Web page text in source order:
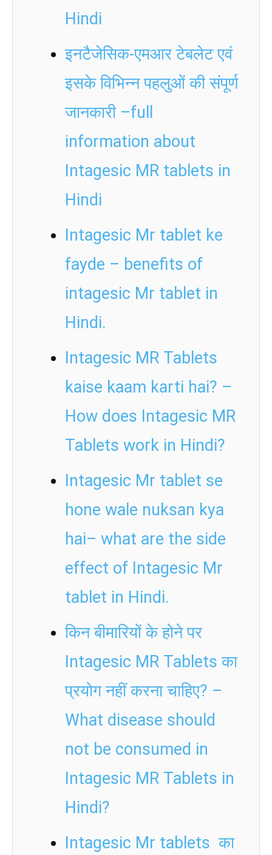
Hindi
इनटैजेसिक-एमआर टेबलेट एवं
इसके विभिन्न पहलुओं की संपूर्ण
जानकारी –full
information about
Intagesic MR tablets in
Hindi
Intagesic Mr tablet ke
fayde – benefits of
intagesic Mr tablet in
Hindi.
Intagesic MR Tablets
kaise kaam karti hai? –
How does Intagesic MR
Tablets work in Hindi?
Intagesic Mr tablet se
hone wale nuksan kya
hai– what are the side
effect of Intagesic Mr
tablet in Hindi.
किन बीमारियों के होने पर
Intagesic MR Tablets का
प्रयोग नहीं करना चाहिए? –
What disease should
not be consumed in
Intagesic MR Tablets in
Hindi?
Intagesic Mr tablets का